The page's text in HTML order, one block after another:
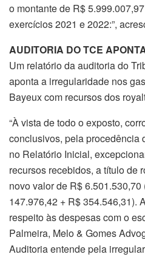
o montante de R$
exercícios 2021 e 2022:”,
AUDITORIA DO TCE
Um relatório da auditoria do
aponta a irregularidade nos
Bayeux com recursos dos
“À vista de todo o exposto,
conclusivos, pela procedência
no Relatório Inicial,
recursos recebidos, a título de
novo valor de R$
147.976,42 + R$ 354.546,31).
respeito às despesas com o
Palmeira, Melo & Gomes
Auditoria entende pela